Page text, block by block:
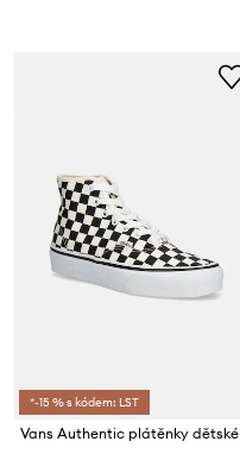
*-15 % s kódem: LST
Vans Authentic plátěnky dětské